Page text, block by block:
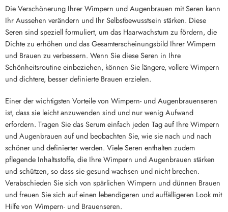
Die Verschönerung Ihrer Wimpern und Augenbrauen mit Seren kann
Ihr Aussehen verändern und Ihr Selbstbewusstsein stärken. Diese
Seren sind speziell formuliert, um das Haarwachstum zu fördern, die
Dichte zu erhöhen und das Gesamterscheinungsbild Ihrer Wimpern
und Brauen zu verbessern. Wenn Sie diese Seren in Ihre
Schönheitsroutine einbeziehen, können Sie längere, vollere Wimpern
und dichtere, besser definierte Brauen erzielen.
Einer der wichtigsten Vorteile von Wimpern- und Augenbrauenseren
ist, dass sie leicht anzuwenden sind und nur wenig Aufwand
erfordern. Tragen Sie das Serum einfach jeden Tag auf Ihre Wimpern
und Augenbrauen auf und beobachten Sie, wie sie nach und nach
schöner und definierter werden. Viele Seren enthalten zudem
pflegende Inhaltsstoffe, die Ihre Wimpern und Augenbrauen stärken
und schützen, so dass sie gesund wachsen und nicht brechen.
Verabschieden Sie sich von spärlichen Wimpern und dünnen Brauen
und freuen Sie sich auf einen lebendigeren und auffälligeren Look mit
Hilfe von Wimpern- und Brauenseren.